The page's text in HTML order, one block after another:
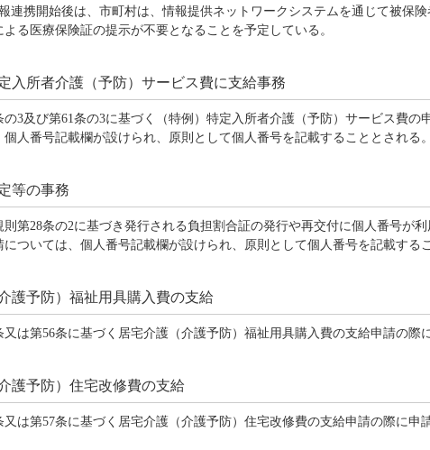
連携開始後は、市町村は、情報提供ネットワークシステムを通じて被保
る医療保険証の提示が不要となることを予定している。
入所者介護（予防）サービス費に支給事務
の3及び第61条の3に基づく（特例）特定入所者介護（予防）サービス費
人番号記載欄が設けられ、原則として個人番号を記載することとされる。
等の事務
第28条の2に基づき発行される負担割合証の発行や再交付に個人番号が利
ついては、個人番号記載欄が設けられ、原則として個人番号を記載する
護予防）福祉用具購入費の支給
又は第56条に基づく居宅介護（介護予防）福祉用具購入費の支給申請の際
護予防）住宅改修費の支給
又は第57条に基づく居宅介護（介護予防）住宅改修費の支給申請の際に申